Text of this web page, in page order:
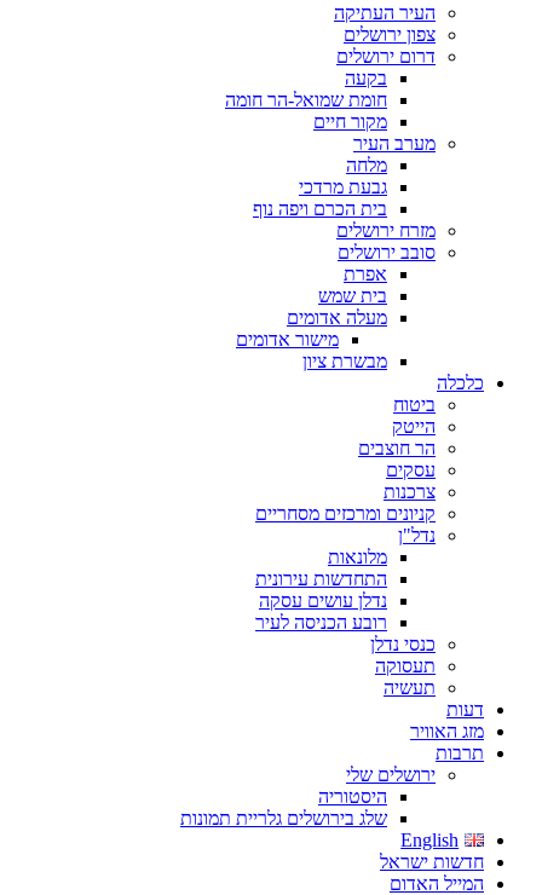
העיר העתיקה
צפון ירושלים
דרום ירושלים
בקעה
חומת שמואל-הר חומה
מקור חיים
מערב העיר
מלחה
גבעת מרדכי
בית הכרם ויפה נוף
מזרח ירושלים
סובב ירושלים
אפרת
בית שמש
מעלה אדומים
מישור אדומים
מבשרת ציון
כלכלה
ביטוח
הייטק
הר חוצבים
עסקים
צרכנות
קניונים ומרכזים מסחריים
נדל"ן
מלונאות
התחדשות עירונית
נדלן עושים עסקה
רובע הכניסה לעיר
כנסי נדלן
תעסוקה
תעשיה
דעות
מזג האוויר
תרבות
ירושלים שלי
היסטוריה
שלג בירושלים גלריית תמונות
English
חדשות ישראל
המייל האדום